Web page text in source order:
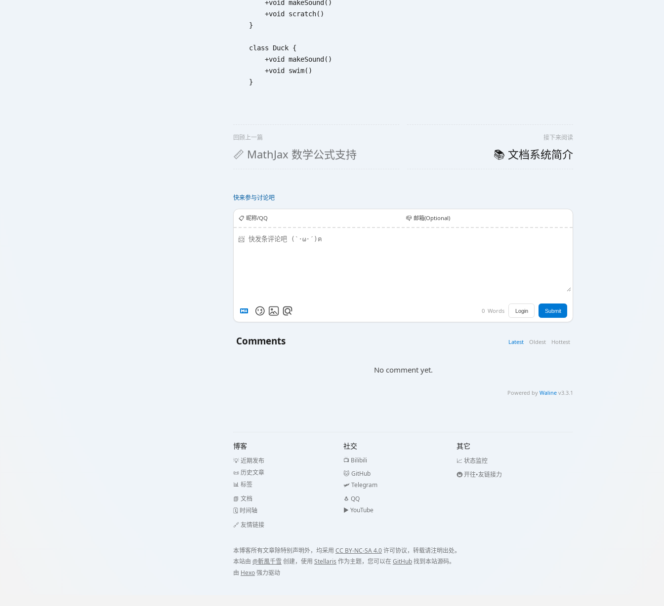
        +void makeSound()
        +void scratch()
    }
    class Duck {
        +void makeSound()
        +void swim()
    }
回顾上一篇
📏 MathJax 数学公式支持
接下来阅读
📚 文档系统简介
快来参与讨论吧
📋️ 昵称/QQ 📪 邮箱(Optional)
0 Words Login Submit
Comments Latest Oldest Hottest
No comment yet.
Powered by Waline v3.3.1
博客
💡 近期发布
📜 历史文章
📊 标签
📗 文档
🗓️ 时间轴
🔗 友情链接
社交
📺 Bilibili
🐱 GitHub
🛩️ Telegram
🐧 QQ
▶️️ YouTube
其它
📈 状态监控
🚇 开往•友链接力
本博客所有文章除特别声明外，均采用 CC BY-NC-SA 4.0许可协议，转载请注明出处。
本站由 @斬風千雪 创建，使用 Stellaris 作为主题，您可以在GitHub找到本站源码。
由 Hexo强力驱动